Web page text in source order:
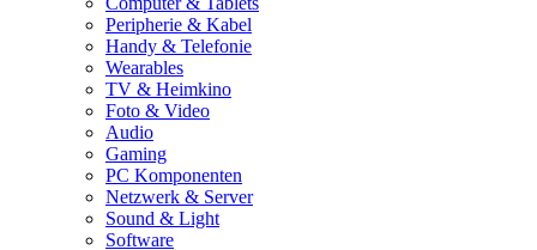
Peripherie & Kabel
Handy & Telefonie
Wearables
TV & Heimkino
Foto & Video
Audio
Gaming
PC Komponenten
Netzwerk & Server
Sound & Light
Software